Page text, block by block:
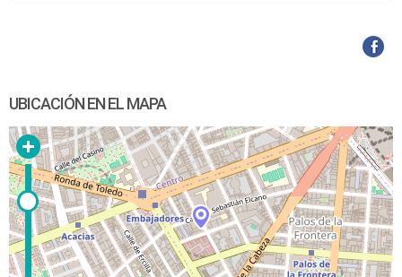
UBICACIÓN EN EL MAPA